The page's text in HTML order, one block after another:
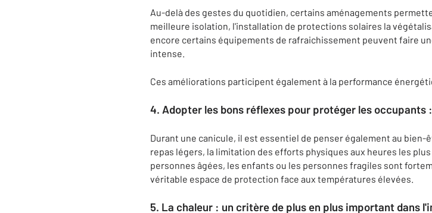
Au-delà des gestes du quotidien, certains aménagements
meilleure isolation, l'installation de protections solaires la
encore certains équipements de rafraichissement peuvent faire
intense.
Ces améliorations participent également à la performance
4. Adopter les bons réflexes pour protéger les occupants :
Durant une canicule, il est essentiel de penser également au
repas légers, la limitation des efforts physiques aux heures les
personnes âgées, les enfants ou les personnes fragiles sont
véritable espace de protection face aux températures élevées.
5. La chaleur : un critère de plus en plus important dans